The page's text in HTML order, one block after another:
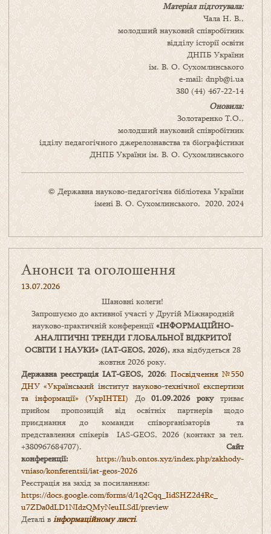
Матеріал підготувала:
Чала Н. В.,
молодший науковий співробітник
відділу історії освіти
ДНПБ України
ім. В. О. Сухомлинського
e-mail: dnpb@i.ua
380 (44) 467-22-14
Оновила:
Золотаренко Т.О.,
молодший науковий співробітник
ідділу педагогічного джерелознавства та біографістики
ДНПБ України ім. В. О. Сухомлинського
© Державна науково-педагогічна бібліотека України
імені В. О. Сухомлинського, 2020, 2024
Анонси та оголошення
13.07.2026
Шановні колеги!
Запрошуємо до активної участі у Другій Міжнародній
науково-практичній конференції «ІНФОРМАЦІЙНО-
АНАЛІТИЧНІ ТРЕНДИ ГЛОБАЛЬНОЇ ВІДКРИТОЇ
ОСВІТИ І НАУКИ» (IAT-GEOS, 2026),яка відбудеться 28
жовтня 2026 року.
Державна реєстрація IAT-GEOS, 2026: Посвідчення №550
ДНУ «Український інститут науково-технічної експертизи
та інформації» (УкрІНТЕІ) До01.09.2026 рокутриває
прийом пропозицій від освітніх партнерів щодо
приєднання до команди співорганізаторів та
представлення спікерів IAS-GEOS, 2026 (контакт за тел.
+380967684707). Сайт
конференції: https://hub.ontos.xyz/index.php/zakhody-
vniaso/konferentsii/iat-geos-2026
Реєстрація на захід за посиланням:
https://docs.google.com/forms/d/1q2Cqq_IidSHZ2d4Rc_
u7ZDa0dLD1NIdzQMyNeuILSdI/preview
Деталі в інформаційному листі.